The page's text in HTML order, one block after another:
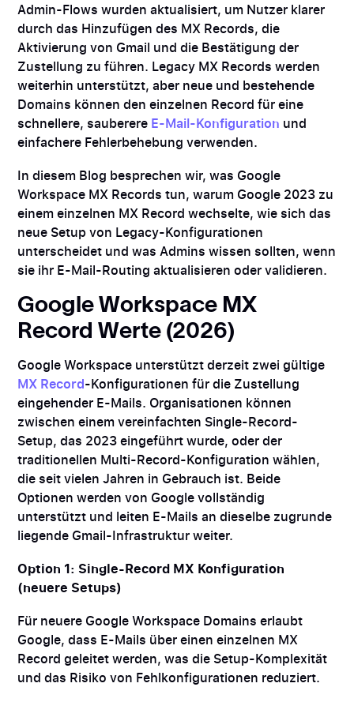
Admin-Flows wurden aktualisiert, um Nutzer klarer
durch das Hinzufügen des MX Records, die
Aktivierung von Gmail und die Bestätigung der
Zustellung zu führen. Legacy MX Records werden
weiterhin unterstützt, aber neue und bestehende
Domains können den einzelnen Record für eine
schnellere, sauberere E-Mail-Konfiguration und
einfachere Fehlerbehebung verwenden.
In diesem Blog besprechen wir, was Google
Workspace MX Records tun, warum Google 2023 zu
einem einzelnen MX Record wechselte, wie sich das
neue Setup von Legacy-Konfigurationen
unterscheidet und was Admins wissen sollten, wenn
sie ihr E-Mail-Routing aktualisieren oder validieren.
Google Workspace MX
Record Werte (2026)
Google Workspace unterstützt derzeit zwei gültige
MX Record-Konfigurationen für die Zustellung
eingehender E-Mails. Organisationen können
zwischen einem vereinfachten Single-Record-
Setup, das 2023 eingeführt wurde, oder der
traditionellen Multi-Record-Konfiguration wählen,
die seit vielen Jahren in Gebrauch ist. Beide
Optionen werden von Google vollständig
unterstützt und leiten E-Mails an dieselbe zugrunde
liegende Gmail-Infrastruktur weiter.
Option 1: Single-Record MX Konfiguration
(neuere Setups)
Für neuere Google Workspace Domains erlaubt
Google, dass E-Mails über einen einzelnen MX
Record geleitet werden, was die Setup-Komplexität
und das Risiko von Fehlkonfigurationen reduziert.